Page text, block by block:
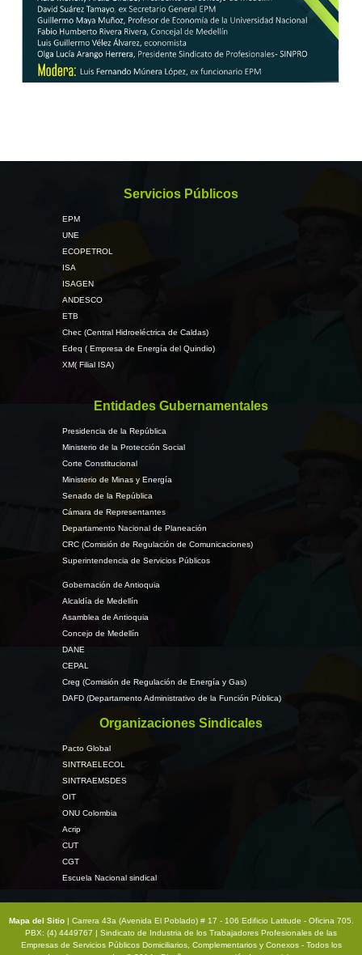
Servicios Públicos
EPM
UNE
ECOPETROL
ISA
ISAGEN
ANDESCO
ETB
Chec (Central Hidroeléctrica de Caldas)
Edeq ( Empresa de Energía del Quindio)
XM( Filial ISA)
Entidades Gubernamentales
Presidencia de la República
Ministerio de la Protección Social
Corte Constitucional
Ministerio de Minas y Energía
Senado de la República
Cámara de Representantes
Departamento Nacional de Planeación
CRC (Comisión de Regulación de Comunicaciones)
Superintendencia de Servicios Públicos
Gobernación de Antioquia
Alcaldía de Medellín
Asamblea de Antioquia
Concejo de Medellín
DANE
CEPAL
Creg (Comisión de Regulación de Energía y Gas)
DAFD (Departamento Administrativo de la Función Pública)
Organizaciones Sindicales
Pacto Global
SINTRAELECOL
SINTRAEMSDES
OIT
ONU Colombia
Acrip
CUT
CGT
Escuela Nacional sindical
Mapa del Sitio | Carrera 43a (Avenida El Poblado) # 17 - 106 Edificio Latitude - Oficina 705.
PBX: (4) 4449767 | Sindicato de Industria de los Trabajadores Profesionales de las
Empresas de Servicios Públicos Domiciliarios, Complementarios y Conexos - Todos los